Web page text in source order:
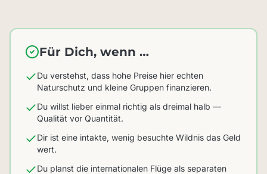
Für Dich, wenn …
Du verstehst, dass hohe Preise hier echten
Naturschutz und kleine Gruppen finanzieren.
Du willst lieber einmal richtig als dreimal halb —
Qualität vor Quantität.
Dir ist eine intakte, wenig besuchte Wildnis das Geld
wert.
Du planst die internationalen Flüge als separaten